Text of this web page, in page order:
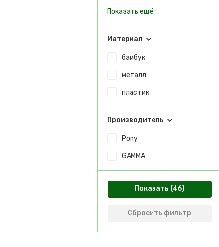
Показать ещё
Материал
бамбук
металл
пластик
Производитель
Pony
GAMMA
Показать
Сбросить фильтр